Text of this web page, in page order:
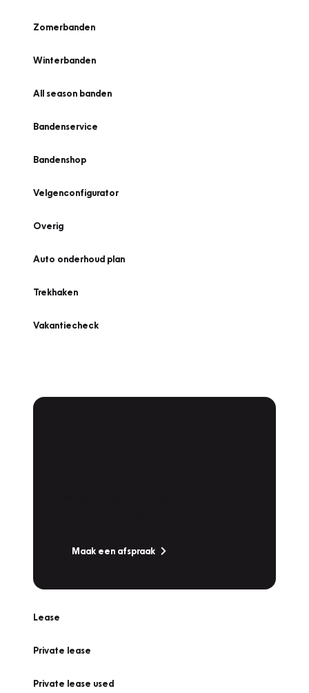
Zomerbanden
Winterbanden
All season banden
Bandenservice
Bandenshop
Velgenconfigurator
Overig
Auto onderhoud plan
Trekhaken
Vakantiecheck
Maak een afspraak
Lease
Private lease
Private lease used